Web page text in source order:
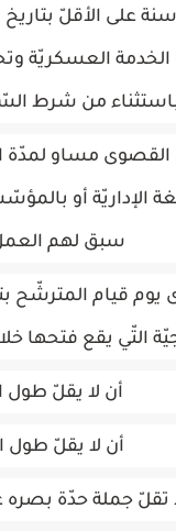
الخدمة العسكريّة
من شرط
مساو لمدّة
أو
سبق لهم
يوم قيام
التّي يقع فتحها
أن لا يقلّ طول القامة عن 1.70
أن لا يقلّ طول القامة عن 1.65
حدّة بصره عن 15/20 للعينين قبل إصلاح النّظر